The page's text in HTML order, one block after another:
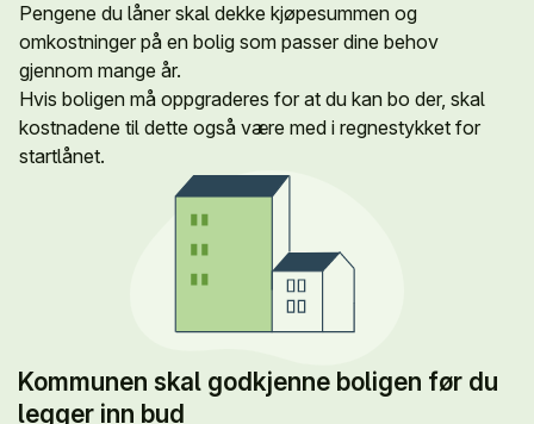
Pengene du låner skal dekke kjøpesummen og
omkostninger på en bolig som passer dine behov
gjennom mange år.
Hvis boligen må oppgraderes for at du kan bo der, skal
kostnadene til dette også være med i regnestykket for
startlånet.
Kommunen skal godkjenne boligen før du
legger inn bud